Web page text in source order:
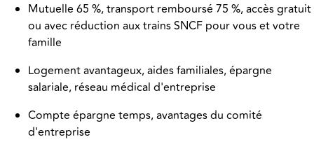
Mutuelle 65 %, transport remboursé 75 %, accès gratuit
ou avec réduction aux trains SNCF pour vous et votre
famille
Logement avantageux, aides familiales, épargne
salariale, réseau médical d'entreprise
Compte épargne temps, avantages du comité
d'entreprise